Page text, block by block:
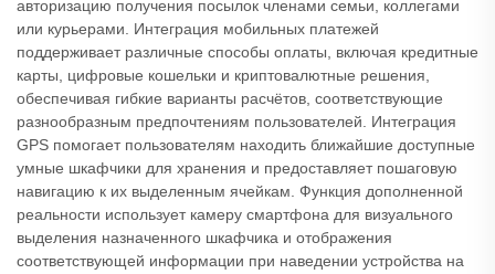
авторизацию получения посылок членами семьи, коллегами
или курьерами. Интеграция мобильных платежей
поддерживает различные способы оплаты, включая кредитные
карты, цифровые кошельки и криптовалютные решения,
обеспечивая гибкие варианты расчётов, соответствующие
разнообразным предпочтениям пользователей. Интеграция
GPS помогает пользователям находить ближайшие доступные
умные шкафчики для хранения и предоставляет пошаговую
навигацию к их выделенным ячейкам. Функция дополненной
реальности использует камеру смартфона для визуального
выделения назначенного шкафчика и отображения
соответствующей информации при наведении устройства на